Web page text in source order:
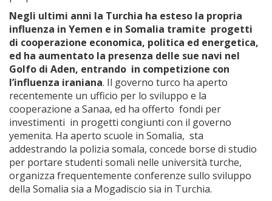
Negli ultimi anni la Turchia ha esteso la propria
influenza in Yemen e in Somalia tramite progetti
di cooperazione economica, politica ed energetica,
ed ha aumentato la presenza delle sue navi nel
Golfo di Aden, entrando in competizione con
l’influenza iraniana. Il governo turco ha aperto
recentemente un ufficio per lo sviluppo e la
cooperazione a Sanaa, ed ha offerto fondi per
investimenti in progetti congiunti con il governo
yemenita. Ha aperto scuole in Somalia, sta
addestrando la polizia somala, concede borse di studio
per portare studenti somali nelle università turche,
organizza frequentemente conferenze sullo sviluppo
della Somalia sia a Mogadiscio sia in Turchia.